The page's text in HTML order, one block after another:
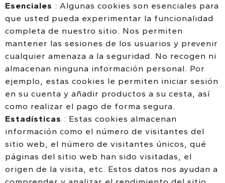
Esenciales : Algunas cookies son esenciales para
que usted pueda experimentar la funcionalidad
completa de nuestro sitio. Nos permiten
mantener las sesiones de los usuarios y prevenir
cualquier amenaza a la seguridad. No recogen ni
almacenan ninguna información personal. Por
ejemplo, estas cookies le permiten iniciar sesión
en su cuenta y añadir productos a su cesta, así
como realizar el pago de forma segura.
Estadísticas : Estas cookies almacenan
información como el número de visitantes del
sitio web, el número de visitantes únicos, qué
páginas del sitio web han sido visitadas, el
origen de la visita, etc. Estos datos nos ayudan a